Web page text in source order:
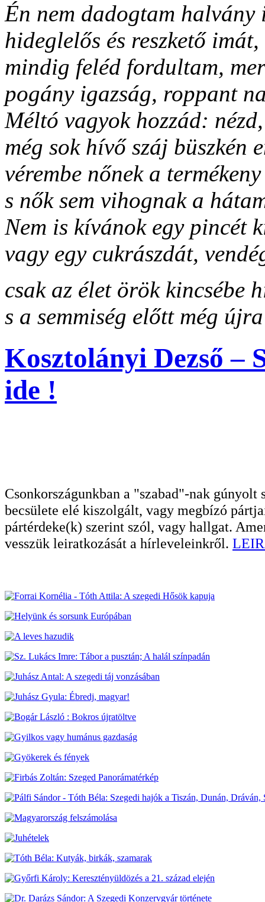
Én nem dadogtam halvány
hideglelős és reszkető imát,
mindig feléd fordultam,
pogány igazság, roppant
Méltó vagyok hozzád:
még sok hívő száj büszkén
vérembe nőnek a
s nők sem vihognak a
Nem is kívánok egy pincét
vagy egy cukrászdát,
csak az élet örök kincsébe
s a semmiség előtt még
Kosztolányi Dezső –
ide !
Csonkországunkban a "szabad"-nak
becsülete elé kiszolgált, vagy megbízó
pártérdeke(k) szerint szól, vagy hallgat.
vesszük leiratkozását a hírleveleinkről.